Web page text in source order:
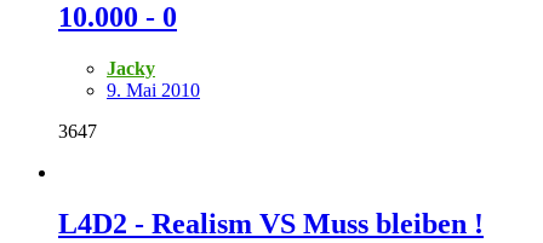
10.000 - 0
Jacky
9. Mai 2010
3647
L4D2 - Realism VS Muss bleiben !